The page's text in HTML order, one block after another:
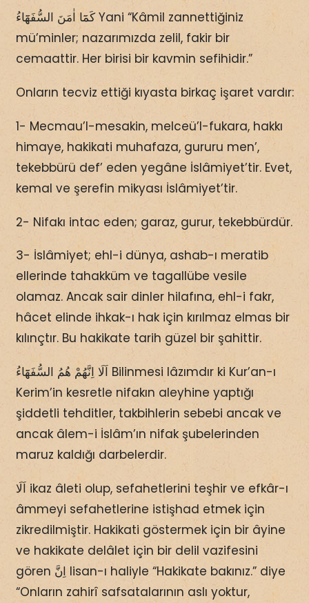
كَمَٓا اٰمَنَ السُّفَهَٓاءُ Yani “Kâmil zannettiğiniz
mü’minler; nazarımızda zelil, fakir bir
cemaattir. Her birisi bir kavmin sefihidir.”
Onların tecviz ettiği kıyasta birkaç işaret vardır:
1- Mecmau’l-mesakin, melceü’l-fukara, hakkı
himaye, hakikati muhafaza, gururu men’,
tekebbürü def’ eden yegâne İslâmiyet’tir. Evet,
kemal ve şerefin mikyası İslâmiyet’tir.
2- Nifakı intac eden; garaz, gurur, tekebbürdür.
3- İslâmiyet; ehl-i dünya, ashab-ı meratib
ellerinde tahakküm ve tagallübe vesile
olamaz. Ancak sair dinler hilafına, ehl-i fakr,
hâcet elinde ihkak-ı hak için kırılmaz elmas bir
kılınçtır. Bu hakikate tarih güzel bir şahittir.
اَلَا اِنَّهُمْ هُمُ السُّفَهَٓاءُ Bilinmesi lâzımdır ki Kur’an-ı
Kerim’in kesretle nifakın aleyhine yaptığı
şiddetli tehditler, takbihlerin sebebi ancak ve
ancak âlem-i İslâm’ın nifak şubelerinden
maruz kaldığı darbelerdir.
اَلَا ikaz âleti olup, sefahetlerini teşhir ve efkâr-ı
âmmeyi sefahetlerine istişhad etmek için
zikredilmiştir. Hakikati göstermek için bir âyine
ve hakikate delâlet için bir delil vazifesini
gören اِنَّ lisan-ı haliyle “Hakikate bakınız.” diye
“Onların zahirî safsatalarının aslı yoktur,